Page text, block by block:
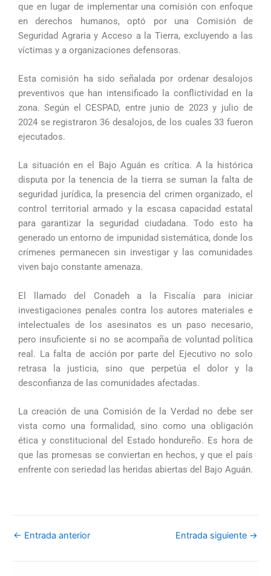
que en lugar de implementar una comisión con enfoque
en derechos humanos, optó por una Comisión de
Seguridad Agraria y Acceso a la Tierra, excluyendo a las
víctimas y a organizaciones defensoras.
Esta comisión ha sido señalada por ordenar desalojos
preventivos que han intensificado la conflictividad en la
zona. Según el CESPAD, entre junio de 2023 y julio de
2024 se registraron 36 desalojos, de los cuales 33 fueron
ejecutados.
La situación en el Bajo Aguán es crítica. A la histórica
disputa por la tenencia de la tierra se suman la falta de
seguridad jurídica, la presencia del crimen organizado, el
control territorial armado y la escasa capacidad estatal
para garantizar la seguridad ciudadana. Todo esto ha
generado un entorno de impunidad sistemática, donde los
crímenes permanecen sin investigar y las comunidades
viven bajo constante amenaza.
El llamado del Conadeh a la Fiscalía para iniciar
investigaciones penales contra los autores materiales e
intelectuales de los asesinatos es un paso necesario,
pero insuficiente si no se acompaña de voluntad política
real. La falta de acción por parte del Ejecutivo no solo
retrasa la justicia, sino que perpetúa el dolor y la
desconfianza de las comunidades afectadas.
La creación de una Comisión de la Verdad no debe ser
vista como una formalidad, sino como una obligación
ética y constitucional del Estado hondureño. Es hora de
que las promesas se conviertan en hechos, y que el país
enfrente con seriedad las heridas abiertas del Bajo Aguán.
← Entrada anterior Entrada siguiente →